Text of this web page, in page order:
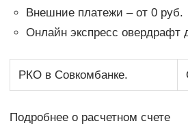
Внешние платежи – от 0 руб.
Онлайн экспресс овердрафт
РКО в Совкомбанке.
Подробнее о расчетном счете